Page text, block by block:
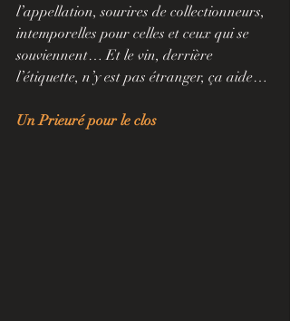
l’appellation, sourires de collectionneurs,
intemporelles pour celles et ceux qui se
souviennent… Et le vin, derrière
l’étiquette, n’y est pas étranger, ça aide…
Un Prieuré pour le clos